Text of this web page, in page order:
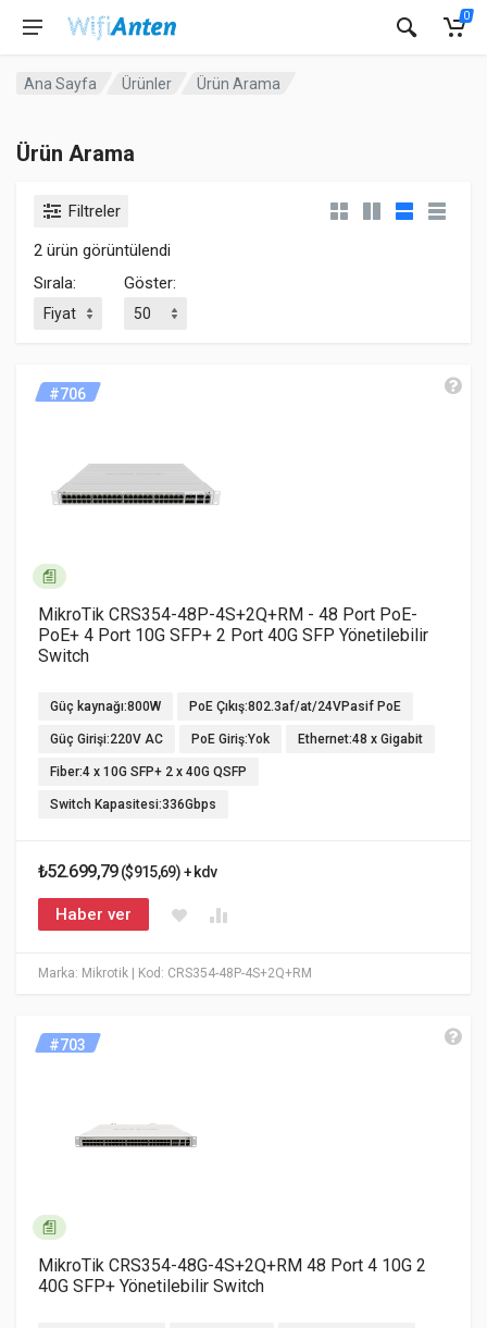
0
Ana Sayfa Ürünler Ürün Arama
Ürün Arama
Filtreler
2 ürün görüntülendi
Sırala:
Göster:
Marka: Mikrotik | Kod: CRS354-48P-4S+2Q+RM
#706
MikroTik CRS354-48P-4S+2Q+RM - 48 Port PoE-
PoE+ 4 Port 10G SFP+ 2 Port 40G SFP Yönetilebilir
Switch
Güç kaynağı:800W PoE Çıkış:802.3af/at/24VPasif PoE
Güç Girişi:220V AC PoE Giriş:Yok Ethernet:48 x Gigabit
Fiber:4 x 10G SFP+ 2 x 40G QSFP
Switch Kapasitesi:336Gbps
₺52.699,79($915,69) + kdv
Haber ver
#703
MikroTik CRS354-48G-4S+2Q+RM 48 Port 4 10G 2
40G SFP+ Yönetilebilir Switch